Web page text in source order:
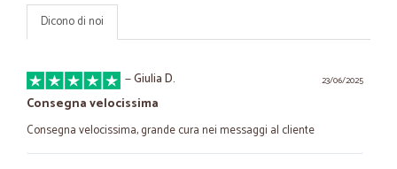
Dicono di noi
23/06/2025
—Giulia D.
Consegna velocissima
Consegna velocissima, grande cura nei messaggi al cliente